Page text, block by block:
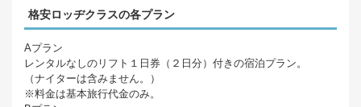
格安ロッヂクラスの各プラン
Aプラン
レンタルなしのリフト１日券（２日分）付きの宿泊プラン。
（ナイターは含みません。）
※料金は基本旅行代金のみ。